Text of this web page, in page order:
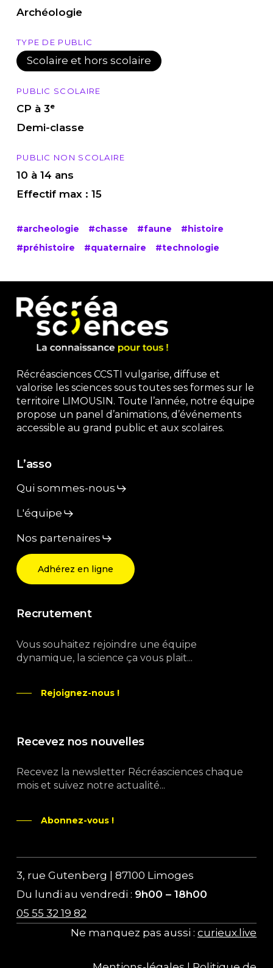
Archéologie
TYPE DE PUBLIC
Scolaire et hors scolaire
PUBLIC SCOLAIRE
CP à 3ᵉ
Demi-classe
PUBLIC NON SCOLAIRE
10 à 14 ans
Effectif max : 15
#archeologie #chasse #faune
#histoire
#préhistoire
#quaternaire #technologie
Récréasciences CCSTI vulgarise, diffuse et
valorise les sciences sous toutes ses formes sur le
territoire LIMOUSIN. Toute l’année, notre équipe
propose un panel d’animations, d’événements
accessible au grand public et aux scolaires.
L’asso
Qui sommes-nous
L'équipe
Nos partenaires
Adhérez en ligne
Recrutement
Vous souhaitez rejoindre une équipe
dynamique, la science ça vous plait...
Rejoignez-nous !
Recevez nos nouvelles
Recevez la newsletter Récréasciences chaque
mois et suivez notre actualité...
Abonnez-vous !
3, rue Gutenberg | 87100 Limoges
Du lundi au vendredi : 9h00 – 18h00
05 55 32 19 82
Ne manquez pas aussi :curieux.live